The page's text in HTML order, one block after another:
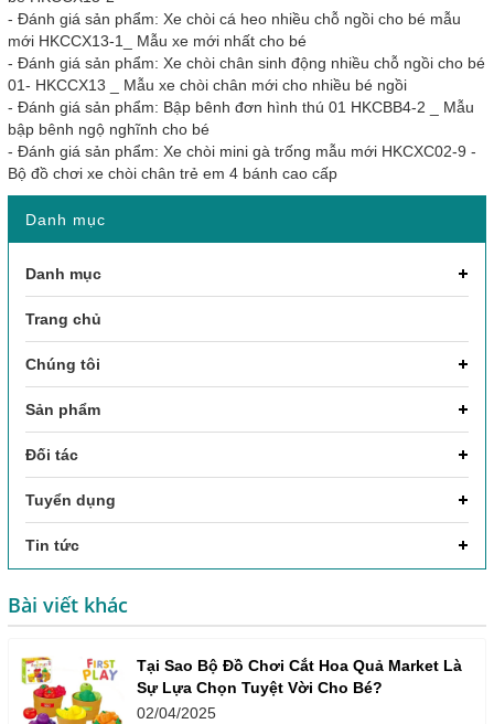
- Đánh giá sản phẩm: Xe chòi cá heo nhiều chỗ ngồi cho bé mẫu
mới HKCCX13-1_ Mẫu xe mới nhất cho bé
- Đánh giá sản phẩm: Xe chòi chân sinh động nhiều chỗ ngồi cho bé
01- HKCCX13 _ Mẫu xe chòi chân mới cho nhiều bé ngồi
- Đánh giá sản phẩm: Bập bênh đơn hình thú 01 HKCBB4-2 _ Mẫu
bập bênh ngộ nghĩnh cho bé
- Đánh giá sản phẩm: Xe chòi mini gà trống mẫu mới HKCXC02-9 -
Bộ đồ chơi xe chòi chân trẻ em 4 bánh cao cấp
Danh mục
Danh mục
Trang chủ
Chúng tôi
Sản phẩm
Đối tác
Tuyển dụng
Tin tức
Bài viết khác
Tại Sao Bộ Đồ Chơi Cắt Hoa Quả Market Là
Sự Lựa Chọn Tuyệt Vời Cho Bé?
02/04/2025